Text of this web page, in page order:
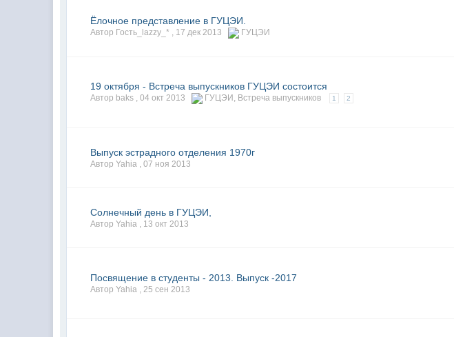
Ёлочное представление в ГУЦЭИ.
Автор Гость_lazzy_* , 17 дек 2013 ГУЦЭИ
19 октября - Встреча выпускников ГУЦЭИ состоится
Автор baks ,04 окт 2013 ГУЦЭИ , Встреча выпускников 1 2
Выпуск эстрадного отделения 1970г
Автор Yahia ,07 ноя 2013
Солнечный день в ГУЦЭИ,
Автор Yahia , 13 окт 2013
Посвящение в студенты - 2013. Выпуск -2017
Автор Yahia ,25 сен 2013